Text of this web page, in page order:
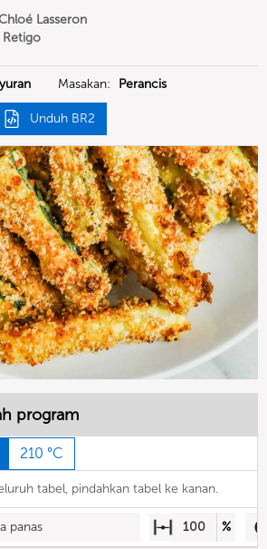
Lasseron
Retigo
Masakan: Perancis
Unduh BR2
program
210 °C
tabel, pindahkan tabel ke kanan.
panas 100 %